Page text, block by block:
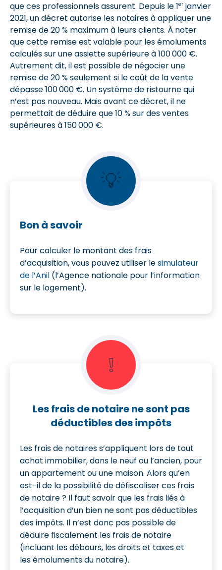
que ces professionnels assurent. Depuis le 1er janvier
2021, un décret autorise les notaires à appliquer une
remise de 20 % maximum à leurs clients. À noter
que cette remise est valable pour les émoluments
calculés sur une assiette supérieure à 100 000 €.
Autrement dit, il est possible de négocier une
remise de 20 % seulement si le coût de la vente
dépasse 100 000 €. Un système de ristourne qui
n’est pas nouveau. Mais avant ce décret, il ne
permettait de déduire que 10 % sur des ventes
supérieures à 150 000 €.
💡
Bon à savoir
Pour calculer le montant des frais
d’acquisition, vous pouvez utiliser lesimulateur
de l’Anil (l’Agence nationale pour l’information
sur le logement).
❕
Les frais de notaire ne sont pas
déductibles des impôts
Les frais de notaires s’appliquent lors de tout
achat immobilier, dans le neuf ou l’ancien, pour
un appartement ou une maison. Alors qu’en
est-il de la possibilité de défiscaliser ces frais
de notaire ? Il faut savoir que les frais liés à
l’acquisition d’un bien ne sont pas déductibles
des impôts. Il n’est donc pas possible de
déduire fiscalement les frais de notaire
(incluant les débours, les droits et taxes et
les émoluments du notaire).